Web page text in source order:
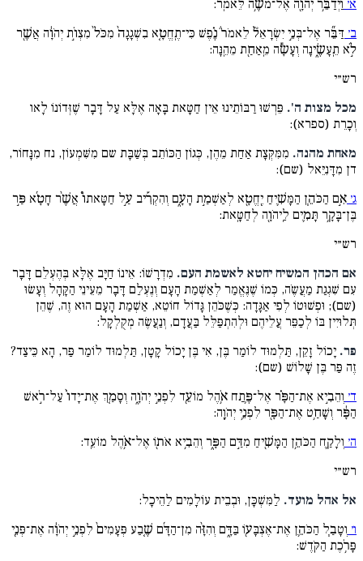
א׳ וַיְדַבֵּ֥ר יְהֹוָ֖ה אֶל־משֶׁ֥ה לֵּאמֹֽר:
ב׳ דַּבֵּ֞ר אֶל־בְּנֵ֣י יִשְׂרָאֵל֘ לֵאמֹר֒ נֶ֗פֶשׁ כִּי־תֶֽחֱטָ֤א בִשְׁגָגָה֙ מִכֹּל֙ מִצְוֹ֣ת יְהֹוָ֔ה אֲשֶׁ֖ר
לֹ֣א תֵֽעָשֶׂ֑ינָה וְעָשָׂ֕ה מֵֽאַחַ֖ת מֵהֵֽנָּה:
רש״י
מכל מצות ה'. פֵּרְשׁוּ רַבּוֹתֵינוּ אֵין חַטָּאת בָּאָה אֶלָּא עַל דָּבָר שֶׁזְּדוֹנוֹ לָאו
וְכָרֵת (ספרא):
מאחת מהנה. מִמִּקְּצָת אַחַת מֵהֶן, כְּגוֹן הַכּוֹתֵב בְּשַׁבָּת שם מִשִּׁמְעוֹן, נח מִנָּחוֹר,
דן מִדָּנִיֵּאל (שם):
ג׳ אִ֣ם הַכֹּהֵ֧ן הַמָּשִׁ֛יחַ יֶֽחֱטָ֖א לְאַשְׁמַ֣ת הָעָ֑ם וְהִקְרִ֡יב עַ֣ל חַטָּאתוֹ֩ אֲשֶׁ֨ר חָטָ֜א פַּ֣ר
בֶּן־בָּקָ֥ר תָּמִ֛ים לַֽיהֹוָ֖ה לְחַטָּֽאת:
רש״י
אם הכהן המשיח יחטא לאשמת העם. מִדְרָשׁוֹ: אֵינוֹ חַיָּב אֶלָּא בְּהֶעְלֵם דָּבָר
עִם שִׁגְגַת מַעֲשֶֹה, כְּמוֹ שֶׁנֶּאֱמַר לְאַשְׁמַת הָעָם וְנֶעְלַם דָּבָר מֵעֵינֵי הַקָּהָל וְעָשׂוּ
(שם); וּפְשׁוּטוֹ לְפִי אַגָּדָה: כְּשֶׁכֹּהֵן גָּדוֹל חוֹטֵא, אַשְׁמַת הָעָם הוּא זֶה, שֶׁהֵן
תְּלוּיִין בּוֹ לְכַפֵּר עֲלֵיהֶם וּלְהִתְפַּלֵּל בַּעֲדָם, וְנַעֲשֶׂה מְקֻלְקָל:
פר. יָכוֹל זָקֵן, תַּלְמוּד לוֹמַר בֶּן, אִי בֶּן יָכוֹל קָטָן, תַּלְמוּד לוֹמַר פַּר, הָא כֵּיצַד?
זֶה פַּר בֶּן שָׁלוֹשׁ (שם):
ד׳ וְהֵבִ֣יא אֶת־הַפָּ֗ר אֶל־פֶּ֛תַח אֹ֥הֶל מוֹעֵ֖ד לִפְנֵ֣י יְהֹוָ֑ה וְסָמַ֤ךְ אֶת־יָדוֹ֙ עַל־רֹ֣אשׁ
הַפָּ֔ר וְשָׁחַ֥ט אֶת־הַפָּ֖ר לִפְנֵ֥י יְהֹוָֽה:
ה׳ וְלָקַ֛ח הַכֹּהֵ֥ן הַמָּשִׁ֖יחַ מִדַּ֣ם הַפָּ֑ר וְהֵבִ֥יא אֹת֖וֹ אֶל־אֹ֥הֶל מוֹעֵֽד:
רש״י
אל אהל מועד. לַמִּשְׁכָּן, וּבְבֵית עוֹלָמִים לַהֵיכָל:
ו׳ וְטָבַ֧ל הַכֹּהֵ֛ן אֶת־אֶצְבָּע֖וֹ בַּדָּ֑ם וְהִזָּ֨ה מִן־הַדָּ֜ם שֶׁ֤בַע פְּעָמִים֙ לִפְנֵ֣י יְהֹוָ֔ה אֶת־פְּנֵ֖י
פָּרֹ֥כֶת הַקֹּֽדֶשׁ: